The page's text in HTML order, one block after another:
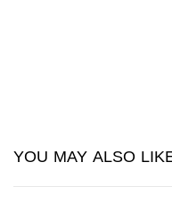
YOU MAY ALSO